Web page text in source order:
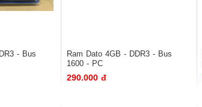
- Bus
Ram Dato 4GB - DDR3 - Bus
1600 - PC
290.000 đ